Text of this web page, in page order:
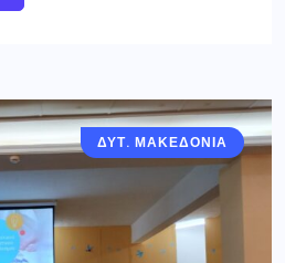
ΔΥΤ. ΜΑΚΕΔΟΝΙΑ